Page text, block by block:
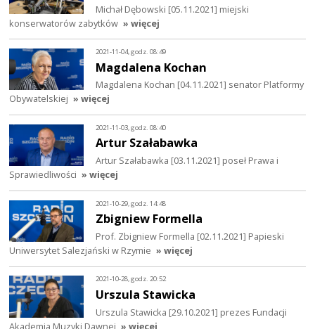
Michał Dębowski [05.11.2021] miejski
konserwatorów zabytków » więcej
2021-11-04, godz. 08:49
Magdalena Kochan
Magdalena Kochan [04.11.2021] senator Platformy
Obywatelskiej » więcej
2021-11-03, godz. 08:40
Artur Szałabawka
Artur Szałabawka [03.11.2021] poseł Prawa i
Sprawiedliwości » więcej
2021-10-29, godz. 14:48
Zbigniew Formella
Prof. Zbigniew Formella [02.11.2021] Papieski
Uniwersytet Salezjański w Rzymie » więcej
2021-10-28, godz. 20:52
Urszula Stawicka
Urszula Stawicka [29.10.2021] prezes Fundacji
Akademia Muzyki Dawnej » więcej